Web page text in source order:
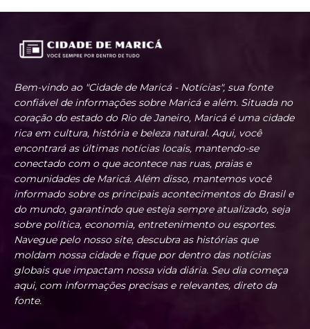
Bem-vindo ao "Cidade de Maricá - Notícias", sua fonte
confiável de informações sobre Maricá e além. Situada no
coração do estado do Rio de Janeiro, Maricá é uma cidade
rica em cultura, história e beleza natural. Aqui, você
encontrará as últimas notícias locais, mantendo-se
conectado com o que acontece nas ruas, praias e
comunidades de Maricá. Além disso, mantemos você
informado sobre os principais acontecimentos do Brasil e
do mundo, garantindo que esteja sempre atualizado, seja
sobre política, economia, entretenimento ou esportes.
Navegue pelo nosso site, descubra as histórias que
moldam nossa cidade e fique por dentro das notícias
globais que impactam nossa vida diária. Seu dia começa
aqui, com informações precisas e relevantes, direto da
fonte.